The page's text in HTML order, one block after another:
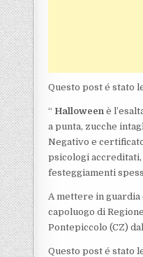
Questo post é stato
“ Halloween è
a punta, zucche
Negativo e
psicologi accreditati,
festeggiamenti
A mettere in guardia
capoluogo di
Pontepiccolo (CZ)
Questo post é stato